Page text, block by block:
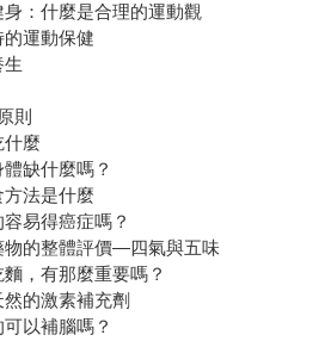
：什麼是合理的運動觀
運動保健
生
則
什麼
缺什麼嗎？
法是什麼
易得癌症嗎？
物的整體評價—四氣與五味
，有那麼重要嗎？
的激素補充劑
以補腦嗎？